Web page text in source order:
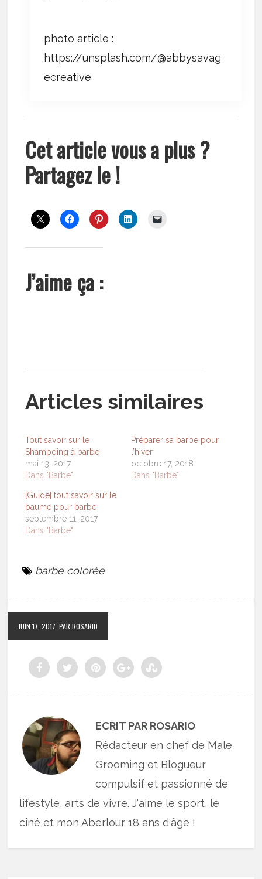
photo article :
https://unsplash.com/@abbysavag
ecreative
Cet article vous a plus ?
Partagez le !
J’aime ça :
Articles similaires
Tout savoir sur le
Shampoing à barbe
mai 13, 2017
Dans "Barbe"
Préparer sa barbe pour
l’hiver
octobre 17, 2018
Dans "Barbe"
[Guide] tout savoir sur le
baume pour barbe
septembre 11, 2017
Dans "Barbe"
barbe colorée
JUIN 17, 2017 PAR ROSARIO
ECRIT PAR ROSARIO
Rédacteur en chef de Male
Grooming et Blogueur
compulsif et passionné de
lifestyle, arts de vivre. J'aime le sport, le
ciné et mon Aberlour 18 ans d'âge !